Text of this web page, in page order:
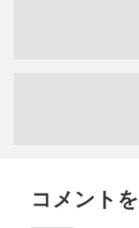
コメント